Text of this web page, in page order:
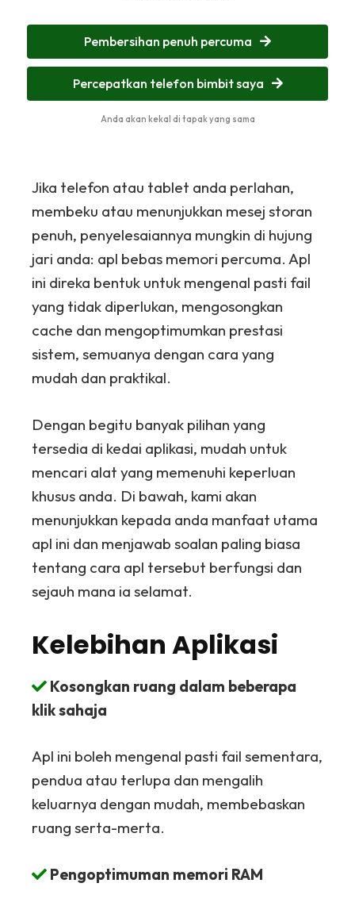
Pembersihan penuh percuma
Percepatkan telefon bimbit saya
Anda akan kekal di tapak yang sama
Jika telefon atau tablet anda perlahan,
membeku atau menunjukkan mesej storan
penuh, penyelesaiannya mungkin di hujung
jari anda: apl bebas memori percuma. Apl
ini direka bentuk untuk mengenal pasti fail
yang tidak diperlukan, mengosongkan
cache dan mengoptimumkan prestasi
sistem, semuanya dengan cara yang
mudah dan praktikal.
Dengan begitu banyak pilihan yang
tersedia di kedai aplikasi, mudah untuk
mencari alat yang memenuhi keperluan
khusus anda. Di bawah, kami akan
menunjukkan kepada anda manfaat utama
apl ini dan menjawab soalan paling biasa
tentang cara apl tersebut berfungsi dan
sejauh mana ia selamat.
Kelebihan Aplikasi
Kosongkan ruang dalam beberapa
klik sahaja
Apl ini boleh mengenal pasti fail sementara,
pendua atau terlupa dan mengalih
keluarnya dengan mudah, membebaskan
ruang serta-merta.
Pengoptimuman memori RAM